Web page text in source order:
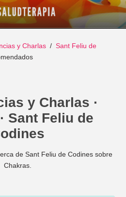
y Charlas
Sant Feliu de
y Charlas ·
Sant Feliu de
de Sant Feliu de Codines sobre
Chakras.